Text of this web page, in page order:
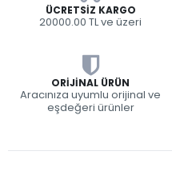
ÜCRETSIZ KARGO
20000.00 TL ve üzeri
ORIJINAL ÜRÜN
Aracınıza uyumlu orijinal ve
eşdeğeri ürünler